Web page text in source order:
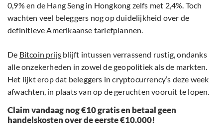
0,9% en de Hang Seng in Hongkong zelfs met 2,4%. Toch
wachten veel beleggers nog op duidelijkheid over de
definitieve Amerikaanse tariefplannen.
De Bitcoin prijs blijft intussen verrassend rustig, ondanks
alle onzekerheden in zowel de geopolitiek als de markten.
Het lijkt erop dat beleggers in cryptocurrency’s deze week
afwachten, in plaats van op de geruchten vooruit te lopen.
Claim vandaag nog €10 gratis en betaal geen
handelskosten over de eerste €10.000!